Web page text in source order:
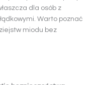
dla osób z
Warto poznać
miodu bez